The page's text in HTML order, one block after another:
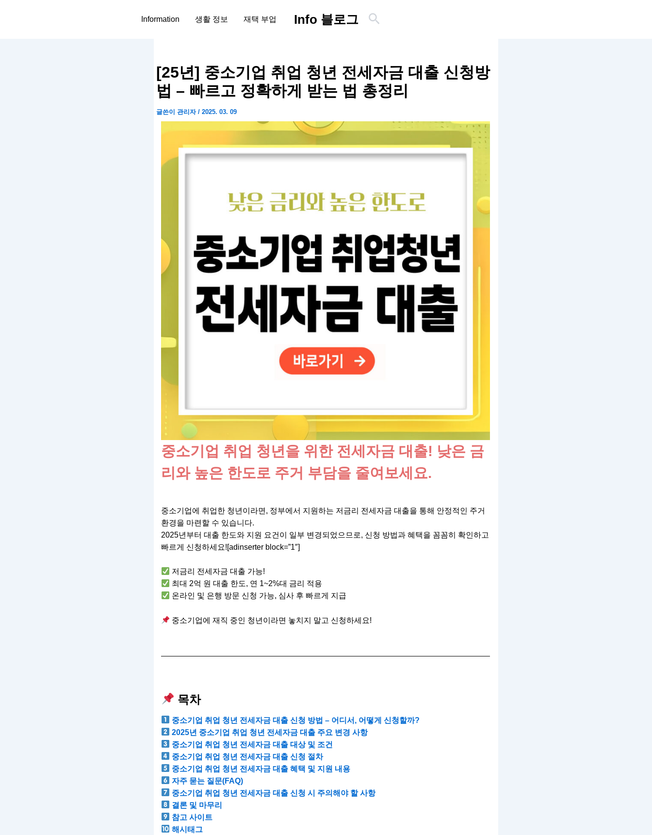
Information 생활 정보 재택 부업 Info 블로그
검
[25년] 중소기업 취업 청년 전세자금 대출 신청방
법 – 빠르고 정확하게 받는 법 총정리
글쓴이 관리자 / 2025. 03. 09
중소기업 취업 청년을 위한 전세자금 대출! 낮은 금
리와 높은 한도로 주거 부담을 줄여보세요.
중소기업에 취업한 청년이라면, 정부에서 지원하는 저금리 전세자금 대출을 통해 안정적인 주거
환경을 마련할 수 있습니다.
2025년부터 대출 한도와 지원 요건이 일부 변경되었으므로, 신청 방법과 혜택을 꼼꼼히 확인하고
빠르게 신청하세요![adinserter block=”1″]
저금리 전세자금 대출 가능!
최대 2억 원 대출 한도, 연 1~2%대 금리 적용
온라인 및 은행 방문 신청 가능, 심사 후 빠르게 지급
중소기업에 재직 중인 청년이라면 놓치지 말고 신청하세요!
목차
중소기업 취업 청년 전세자금 대출 신청 방법 – 어디서, 어떻게 신청할까?
2025년 중소기업 취업 청년 전세자금 대출 주요 변경 사항
중소기업 취업 청년 전세자금 대출 대상 및 조건
중소기업 취업 청년 전세자금 대출 신청 절차
중소기업 취업 청년 전세자금 대출 혜택 및 지원 내용
자주 묻는 질문(FAQ)
중소기업 취업 청년 전세자금 대출 신청 시 주의해야 할 사항
결론 및 마무리
참고 사이트
해시태그